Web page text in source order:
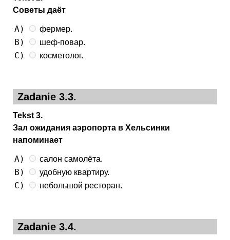
Советы даёт
A) фермер.
B) шеф-повар.
C) косметолог.
Zadanie 3.3.
Tekst 3.
Зал ожидания аэропорта в Хельсинки
напоминает
A) салон самолёта.
B) удобную квартиру.
C) небольшой ресторан.
Zadanie 3.4.